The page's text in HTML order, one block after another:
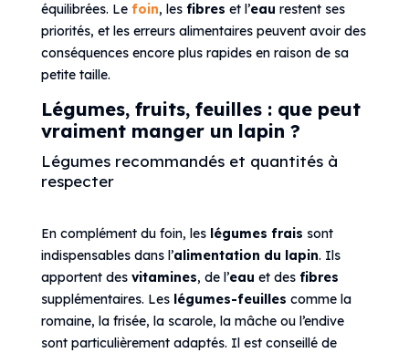
équilibrées. Le foin, les fibres et l’eau restent ses
priorités, et les erreurs alimentaires peuvent avoir des
conséquences encore plus rapides en raison de sa
petite taille.
Légumes, fruits, feuilles : que peut
vraiment manger un lapin ?
Légumes recommandés et quantités à
respecter
En complément du foin, les légumes frais sont
indispensables dans l’alimentation du lapin. Ils
apportent des vitamines, de l’eau et des fibres
supplémentaires. Les légumes-feuilles comme la
romaine, la frisée, la scarole, la mâche ou l’endive
sont particulièrement adaptés. Il est conseillé de